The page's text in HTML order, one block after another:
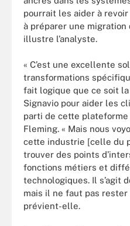
pourrait les aider à
à préparer une migration
illustre l’analyste.
« C’est une excellente
transformations
fait logique que ce soit
Signavio pour aider les
parti de cette plateforme
Fleming. « Mais nous
cette industrie [celle du
trouver des points
fonctions métiers et
technologiques. Il s’agit
mais il ne faut pas rester
prévient-elle.